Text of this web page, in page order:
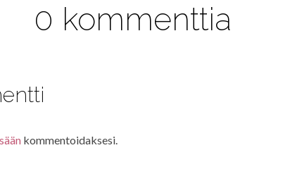
0 kommenttia
kommentoidaksesi.